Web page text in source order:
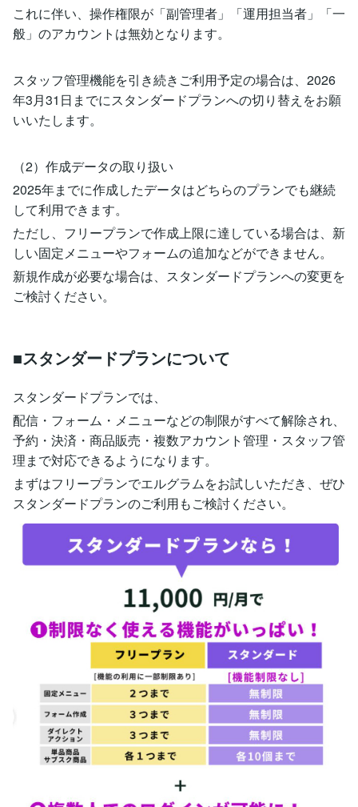
これに伴い、操作権限が「副管理者」「運用担当者」「一
般」のアカウントは無効となります。
スタッフ管理機能を引き続きご利用予定の場合は、2026
年3月31日までにスタンダードプランへの切り替えをお願
いいたします。
（2）作成データの取り扱い
2025年までに作成したデータはどちらのプランでも継続
して利用できます。
ただし、フリープランで作成上限に達している場合は、新
しい固定メニューやフォームの追加などができません。
新規作成が必要な場合は、スタンダードプランへの変更を
ご検討ください。
■スタンダードプランについて
スタンダードプランでは、
配信・フォーム・メニューなどの制限がすべて解除され、
予約・決済・商品販売・複数アカウント管理・スタッフ管
理まで対応できるようになります。
まずはフリープランでエルグラムをお試しいただき、ぜひ
スタンダードプランのご利用もご検討ください。